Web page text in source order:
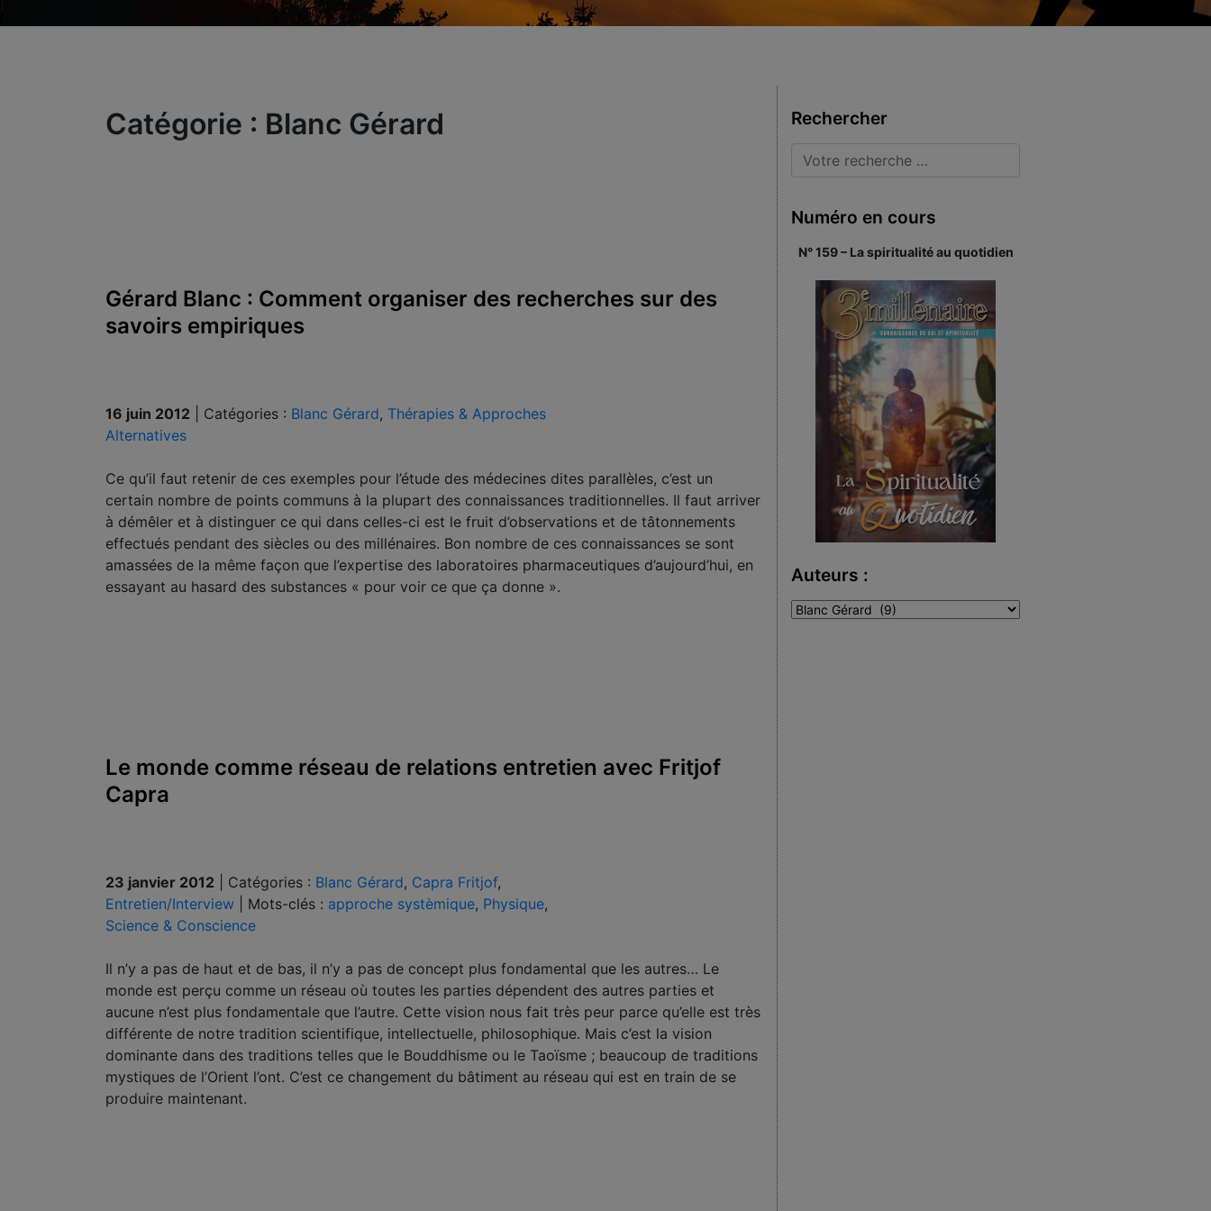
Catégorie : Blanc Gérard
Gérard Blanc : Comment organiser des recherches sur des
savoirs empiriques
16 juin 2012 Catégories : Blanc Gérard, Thérapies & Approches
Alternatives
Ce qu’il faut retenir de ces exemples pour l’étude des médecines dites parallèles, c’est un
certain nombre de points communs à la plupart des connaissances traditionnelles. Il faut arriver
à démêler et à distinguer ce qui dans celles-ci est le fruit d’observations et de tâtonnements
effectués pendant des siècles ou des millénaires. Bon nombre de ces connaissances se sont
amassées de la même façon que l’expertise des laboratoires pharmaceutiques d’aujourd’hui, en
essayant au hasard des substances « pour voir ce que ça donne ».
Le monde comme réseau de relations entretien avec Fritjof
Capra
23 janvier 2012 Catégories : Blanc Gérard, Capra Fritjof,
Entretien/Interview
Mots-clés : approche systèmique, Physique,
Science & Conscience
Il n’y a pas de haut et de bas, il n’y a pas de concept plus fondamental que les autres… Le
monde est perçu comme un réseau où toutes les parties dépendent des autres parties et
aucune n’est plus fondamentale que l’autre. Cette vision nous fait très peur parce qu’elle est très
différente de notre tradition scientifique, intellectuelle, philosophique. Mais c’est la vision
dominante dans des traditions telles que le Bouddhisme ou le Taoïsme ; beaucoup de traditions
mystiques de l’Orient l’ont. C’est ce changement du bâtiment au réseau qui est en train de se
produire maintenant.
Rechercher
Numéro en cours
N° 159 – La spiritualité au quotidien
Auteurs :
Auteurs